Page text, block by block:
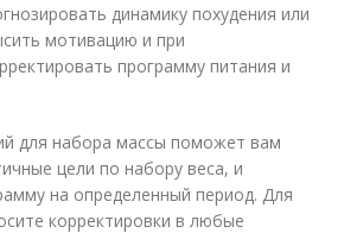
динамику похудения или
мотивацию и при
программу питания и
для набора массы поможет вам
цели по набору веса, и
на определенный период. Для
корректировки в любые